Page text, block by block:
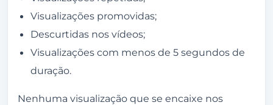
Visualizações promovidas;
Descurtidas nos vídeos;
Visualizações com menos de 5 segundos de
duração.
Nenhuma visualização que se encaixe nos